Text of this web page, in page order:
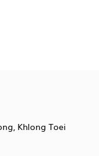
Khlong Toei